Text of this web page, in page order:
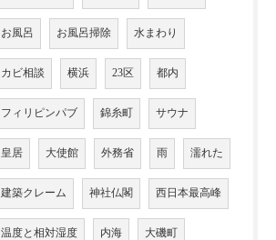
お風呂 お風呂掃除 水まわり
カビ相談 横浜 23区 都内
フィリピンパブ 錦糸町 サウナ
皇居 大使館 外務省 雨 濡れた
建築クレーム 神社仏閣 西日本最高峰
温度と相対湿度 内海 大磯町